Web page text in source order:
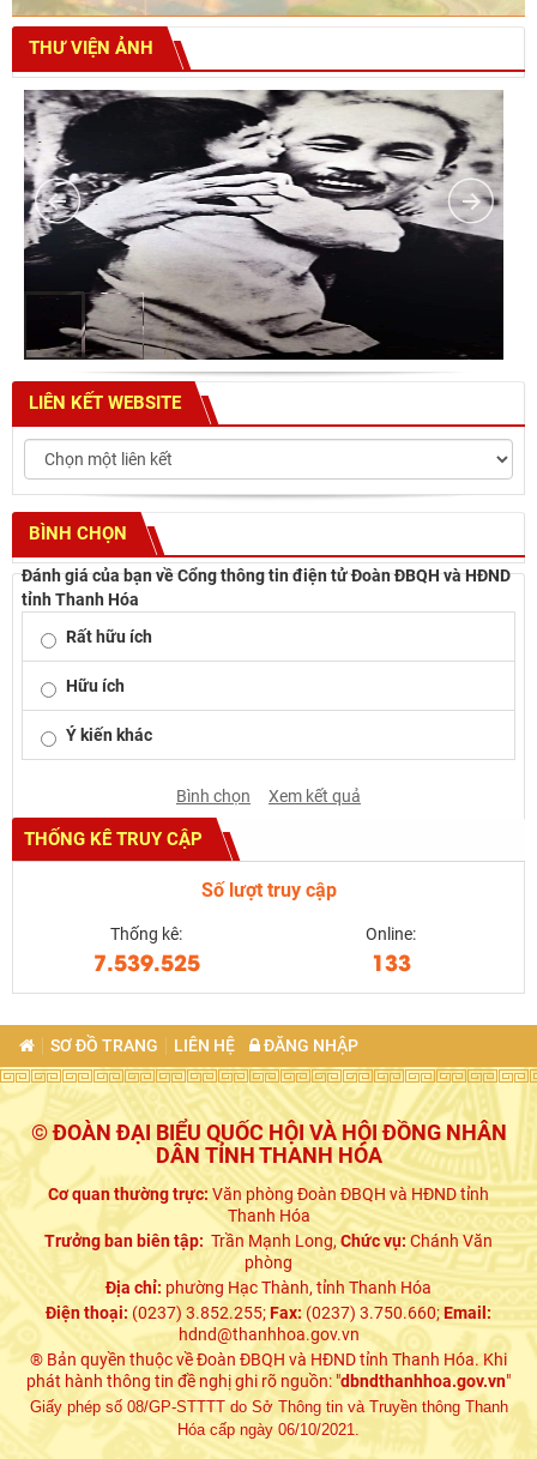
THƯ VIỆN ẢNH
LIÊN KẾT WEBSITE
BÌNH CHỌN
Đánh giá của bạn về Cổng thông tin điện tử Đoàn ĐBQH và HĐND
tỉnh Thanh Hóa
Rất hữu ích
Hữu ích
Ý kiến khác
Bình chọn Xem kết quả
THỐNG KÊ TRUY CẬP
Số lượt truy cập
Thống kê:
7.539.525
Online:
133
SƠ ĐỒ TRANG LIÊN HỆ ĐĂNG NHẬP
© ĐOÀN ĐẠI BIỂU QUỐC HỘI VÀ HỘI ĐỒNG NHÂN
DÂN TỈNH THANH HÓA
Cơ quan thường trực:Văn phòng Đoàn ĐBQH và HĐND tỉnh
Thanh Hóa
Trưởng ban biên tập: Trần Mạnh Long,Chức vụ:Chánh Văn
phòng
Địa chỉ: phường Hạc Thành, tỉnh Thanh Hóa
Điện thoại: (0237) 3.852.255;Fax:(0237) 3.750.660;Email:
hdnd@thanhhoa.gov.vn
® Bản quyền thuộc về Đoàn ĐBQH và HĐND tỉnh Thanh Hóa. Khi
phát hành thông tin đề nghị ghi rõ nguồn: "dbndthanhhoa.gov.vn"
Giấy phép số 08/GP-STTTT do Sở Thông tin và Truyền thông Thanh
Hóa cấp ngày 06/10/2021.